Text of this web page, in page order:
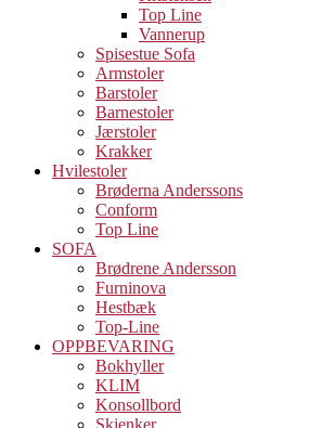
Top Line
Vannerup
Spisestue Sofa
Armstoler
Barstoler
Barnestoler
Jærstoler
Krakker
Hvilestoler
Brøderna Anderssons
Conform
Top Line
SOFA
Brødrene Andersson
Furninova
Hestbæk
Top-Line
OPPBEVARING
Bokhyller
KLIM
Konsollbord
Skjenker